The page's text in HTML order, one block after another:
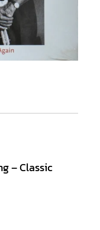
– Classic